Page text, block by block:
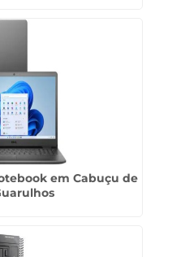
em Cabuçu de